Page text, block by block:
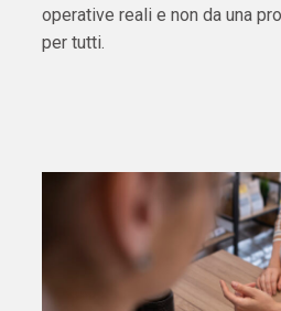
operative reali e non da una
per tutti.